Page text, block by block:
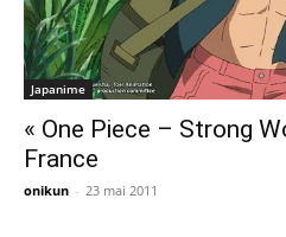
Japanime
« One Piece – Strong
France
onikun - 23 mai 2011